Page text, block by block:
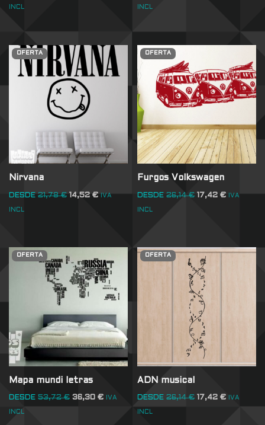
INCL INCL
OFERTA
Nirvana
DESDE 21,78€ 14,52€ IVA
INCL
OFERTA
Furgos Volkswagen
DESDE 26,14€ 17,42€ IVA
INCL
OFERTA
Mapa mundi letras
DESDE 53,72€ 36,30 € IVA
INCL
OFERTA
ADN musical
DESDE 26,14€ 17,42€ IVA
INCL